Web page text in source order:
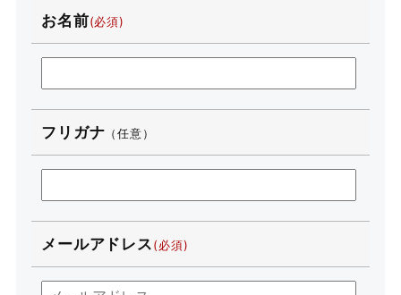
お名前
フリガナ （任意）
メールアドレス